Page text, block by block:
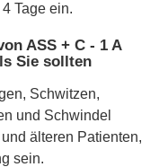
Tage ein.
ASS + C - 1 A
Sie sollten
Schwitzen,
und Schwindel
älteren Patienten,
sein.